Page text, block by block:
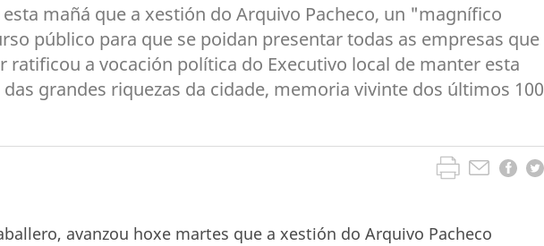
mañá que a xestión do Arquivo Pacheco, un "magnífico
público para que se poidan presentar todas as empresas que
ratificou a vocación política do Executivo local de manter esta
grandes riquezas da cidade, memoria vivinte dos últimos 100
avanzou hoxe martes que a xestión do Arquivo Pacheco